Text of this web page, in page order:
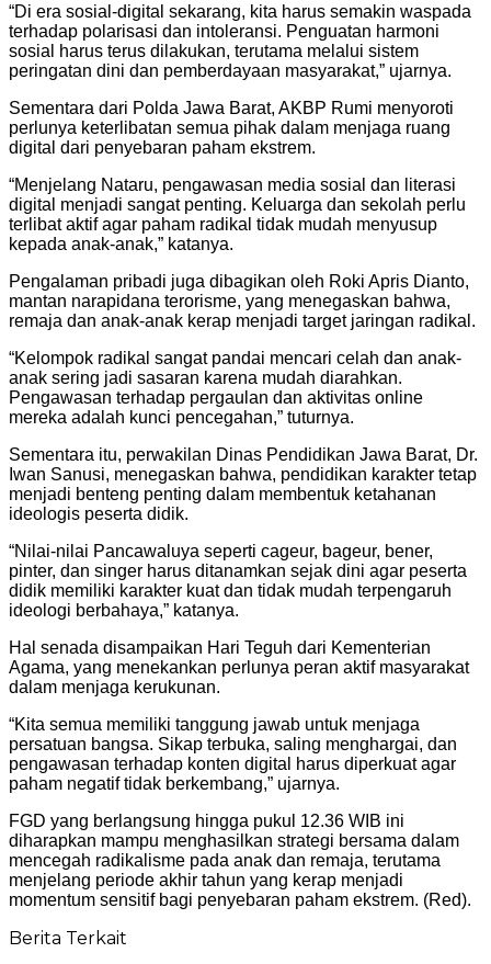
“Di era sosial-digital sekarang, kita harus semakin waspada
terhadap polarisasi dan intoleransi. Penguatan harmoni
sosial harus terus dilakukan, terutama melalui sistem
peringatan dini dan pemberdayaan masyarakat,” ujarnya.
Sementara dari Polda Jawa Barat, AKBP Rumi menyoroti
perlunya keterlibatan semua pihak dalam menjaga ruang
digital dari penyebaran paham ekstrem.
“Menjelang Nataru, pengawasan media sosial dan literasi
digital menjadi sangat penting. Keluarga dan sekolah perlu
terlibat aktif agar paham radikal tidak mudah menyusup
kepada anak-anak,” katanya.
Pengalaman pribadi juga dibagikan oleh Roki Apris Dianto,
mantan narapidana terorisme, yang menegaskan bahwa,
remaja dan anak-anak kerap menjadi target jaringan radikal.
“Kelompok radikal sangat pandai mencari celah dan anak-
anak sering jadi sasaran karena mudah diarahkan.
Pengawasan terhadap pergaulan dan aktivitas online
mereka adalah kunci pencegahan,” tuturnya.
Sementara itu, perwakilan Dinas Pendidikan Jawa Barat, Dr.
Iwan Sanusi, menegaskan bahwa, pendidikan karakter tetap
menjadi benteng penting dalam membentuk ketahanan
ideologis peserta didik.
“Nilai-nilai Pancawaluya seperti cageur, bageur, bener,
pinter, dan singer harus ditanamkan sejak dini agar peserta
didik memiliki karakter kuat dan tidak mudah terpengaruh
ideologi berbahaya,” katanya.
Hal senada disampaikan Hari Teguh dari Kementerian
Agama, yang menekankan perlunya peran aktif masyarakat
dalam menjaga kerukunan.
“Kita semua memiliki tanggung jawab untuk menjaga
persatuan bangsa. Sikap terbuka, saling menghargai, dan
pengawasan terhadap konten digital harus diperkuat agar
paham negatif tidak berkembang,” ujarnya.
FGD yang berlangsung hingga pukul 12.36 WIB ini
diharapkan mampu menghasilkan strategi bersama dalam
mencegah radikalisme pada anak dan remaja, terutama
menjelang periode akhir tahun yang kerap menjadi
momentum sensitif bagi penyebaran paham ekstrem. (Red).
Berita Terkait